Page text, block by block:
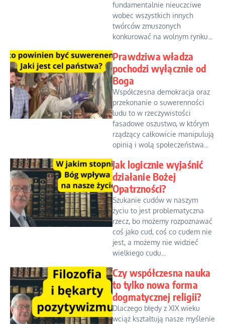
fundamentalnie nieuczciwe
wobec wszystkich innych
twórców zmuszonych
konkurować na wolnym rynku...
Prawdziwa władza
pochodzi wyłącznie od
Boga
Współczesna demokracja oraz
przekonanie o suwerenności
ludu to w rzeczywistości
fasadowe oszustwo, w którym
rządzący całkowicie manipulują
opinią i wolą społeczeństwa...
Jak logicznie wyjaśnić
działanie Bożej
Opatrzności?
Szukanie cudów w naszym
życiu to jest problematyczna
rzecz, bo możemy rozpoznawać
coś jako cud, coś co cudem nie
jest, a możemy nie widzieć
wielkiego cudu...
Czy współczesna nauka
to tylko nowa forma
dogmatycznej religii?
Dlaczego błędy z XIX wieku
wciąż kształtują nasze myślenie